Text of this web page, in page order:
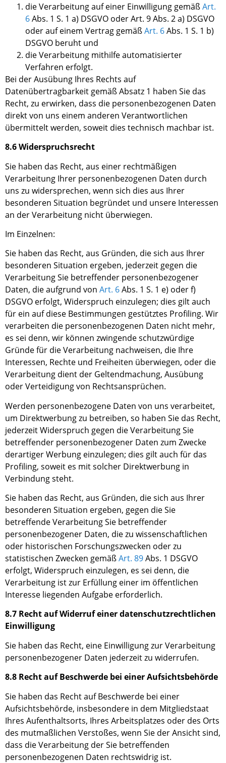
die Verarbeitung auf einer Einwilligung gemäßArt.
6Abs. 1 S. 1 a) DSGVO oderArt. 9Abs. 2 a) DSGVO
oder auf einem Vertrag gemäßArt. 6Abs. 1 S. 1 b)
DSGVO beruht und
die Verarbeitung mithilfe automatisierter
Verfahren erfolgt.
Bei der Ausübung Ihres Rechts auf
Datenübertragbarkeit gemäß Absatz 1 haben Sie das
Recht, zu erwirken, dass die personenbezogenen Daten
direkt von uns einem anderen Verantwortlichen
übermittelt werden, soweit dies technisch machbar ist.
8.6 Widerspruchsrecht
Sie haben das Recht, aus einer rechtmäßigen
Verarbeitung Ihrer personenbezogenen Daten durch
uns zu widersprechen, wenn sich dies aus Ihrer
besonderen Situation begründet und unsere Interessen
an der Verarbeitung nicht überwiegen.
Im Einzelnen:
Sie haben das Recht, aus Gründen, die sich aus Ihrer
besonderen Situation ergeben, jederzeit gegen die
VerarbeitungSie betreffender personenbezogener
Daten, die aufgrund von Art. 6Abs. 1 S. 1 e) oder f)
DSGVO erfolgt, Widerspruch einzulegen; dies gilt auch
für ein auf diese Bestimmungen gestütztes Profiling. Wir
verarbeiten die personenbezogenen Daten nicht mehr,
es sei denn, wir können zwingende schutzwürdige
Gründe für die Verarbeitung nachweisen, die Ihre
Interessen, Rechte und Freiheiten überwiegen, oder die
Verarbeitung dient der Geltendmachung, Ausübung
oder Verteidigung von Rechtsansprüchen.
Werden personenbezogene Daten von uns verarbeitet,
um Direktwerbung zu betreiben, so haben Sie das Recht,
jederzeit Widerspruch gegen die Verarbeitung Sie
betreffender personenbezogener Daten zum Zwecke
derartiger Werbung einzulegen; dies gilt auch für das
Profiling, soweit es mit solcher Direktwerbung in
Verbindung steht.
Sie haben das Recht, aus Gründen, die sich aus Ihrer
besonderen Situation ergeben, gegen die Sie
betreffende VerarbeitungSie betreffender
personenbezogener Daten, die zu wissenschaftlichen
oder historischen Forschungszwecken oder zu
statistischen Zwecken gemäßArt. 89Abs. 1 DSGVO
erfolgt, Widerspruch einzulegen, es sei denn, die
Verarbeitung ist zur Erfüllung einer im öffentlichen
Interesse liegenden Aufgabe erforderlich.
8.7 Recht auf Widerruf einer datenschutzrechtlichen
Einwilligung
Sie haben das Recht, eine Einwilligung zur Verarbeitung
personenbezogener Daten jederzeit zu widerrufen.
8.8 Recht auf Beschwerde bei einer Aufsichtsbehörde
Sie haben das Recht auf Beschwerde bei einer
Aufsichtsbehörde, insbesondere in dem Mitgliedstaat
Ihres Aufenthaltsorts, Ihres Arbeitsplatzes oder des Orts
des mutmaßlichen Verstoßes, wenn Sie der Ansichtsind,
dass die Verarbeitung derSie betreffenden
personenbezogenen Daten rechtswidrig ist.